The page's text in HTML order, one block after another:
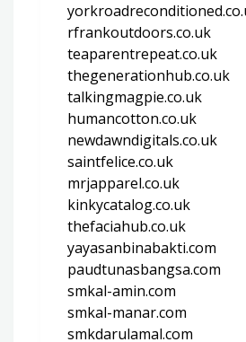
rfrankoutdoors.co.uk
teaparentrepeat.co.uk
thegenerationhub.co.uk
talkingmagpie.co.uk
humancotton.co.uk
newdawndigitals.co.uk
saintfelice.co.uk
mrjapparel.co.uk
kinkycatalog.co.uk
thefaciahub.co.uk
yayasanbinabakti.com
paudtunasbangsa.com
smkal-amin.com
smkal-manar.com
smkdarulamal.com